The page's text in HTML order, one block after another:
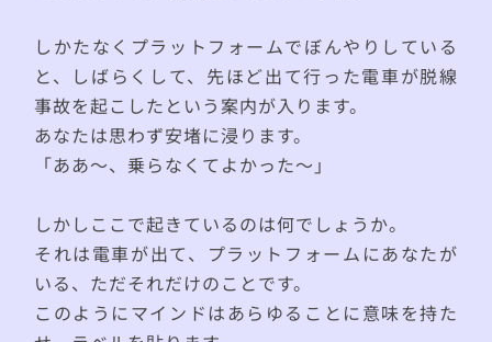
しかたなくプラットフォームでぼんやりしている
と、しばらくして、先ほど出て行った電車が脱線
事故を起こしたという案内が入ります。
あなたは思わず安堵に浸ります。
「ああ〜、乗らなくてよかった〜」
しかしここで起きているのは何でしょうか。
それは電車が出て、プラットフォームにあなたが
いる、ただそれだけのことです。
このようにマインドはあらゆることに意味を持た